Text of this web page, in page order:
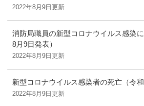
2022年8月9日更新
消防局職員の新型コロナウイルス感染
8月9日発表）
2022年8月9日更新
新型コロナウイルス感染者の死亡（令和
2022年8月9日更新